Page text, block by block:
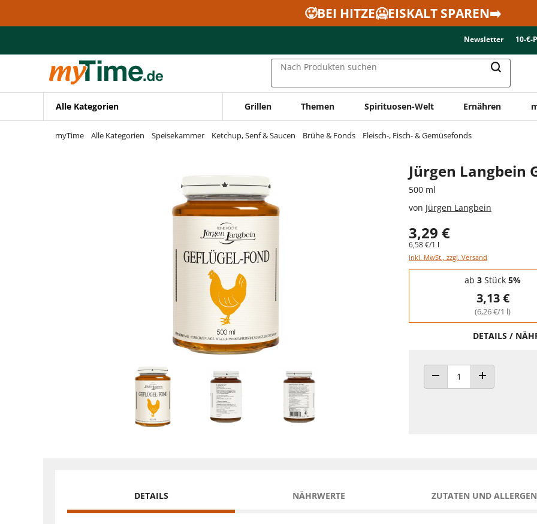
Zur Navigation springen
🥵BEI HITZE🥶EISKALT SPAREN➡️
Newsletter 10-€-
Nach Produkten suchen
Alle Kategorien Grillen Themen Spirituosen-Welt Ernähren
myTime Alle Kategorien Speisekammer Ketchup, Senf & Saucen Brühe & Fonds Fleisch-, Fisch- & Gemüsefonds
Jürgen Langbein
500 ml
von Jürgen Langbein
3,29 €
6,58 €/1 l
inkl. MwSt., zzgl. Versand
Staffelpreise - Mengenrabatt
ab 3 Stück 5%
3,13 €
(6,26 €/1 l)
DETAILS /
ANZAHL VERRINGERN
ANZAHL
DETAILS NÄHRWERTE ZUTATEN UND